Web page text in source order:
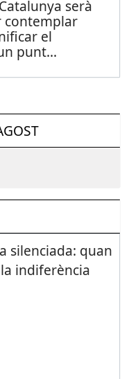
serà
contemplar
el
punt...